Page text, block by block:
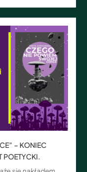
– KONIEC
POETYCKI.